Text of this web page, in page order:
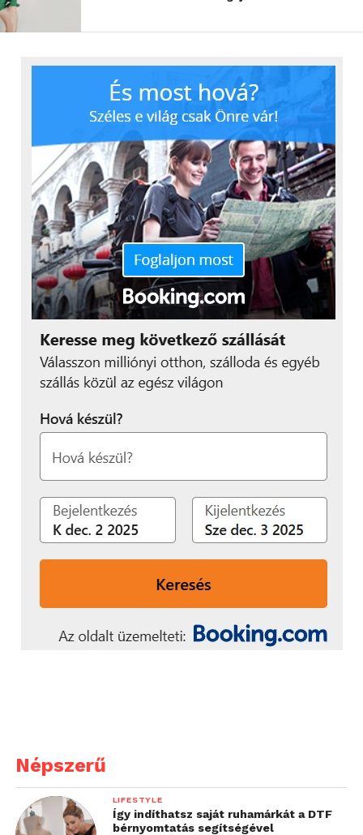
felhasználni bizonyos üzleti folyamataikhoz,
elemzések és statisztikák készítéséhez.
Népszerű
LIFESTYLE
Így indíthatsz saját ruhamárkát a DTF
bérnyomtatás segítségével